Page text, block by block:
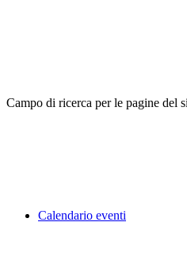
Campo di ricerca per le pagine del
Calendario eventi